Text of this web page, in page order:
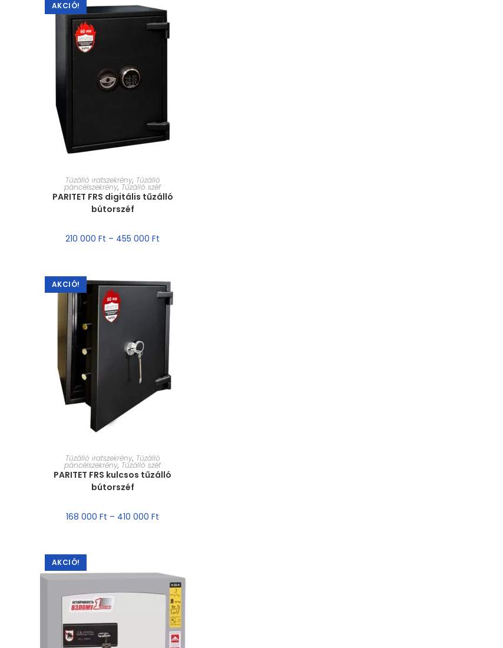
AKCIÓ!
MÉRET VÁLASZTÁSA
Tűzálló iratszekrény, Tűzálló
páncélszekrény, Tűzálló széf
PARITET FRS digitális tűzálló
bútorszéf
210 000Ft – 455 000Ft
AKCIÓ!
MÉRET VÁLASZTÁSA
Tűzálló iratszekrény, Tűzálló
páncélszekrény, Tűzálló széf
PARITET FRS kulcsos tűzálló
bútorszéf
168 000Ft – 410 000Ft
AKCIÓ!